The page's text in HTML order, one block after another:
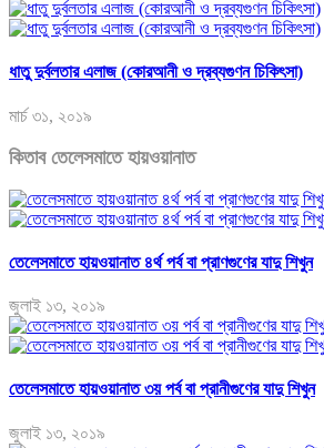
ধাতু দুর্বলতার এলাজ (কোরআনী ও দ্রব্যগুণন চিকিৎসা)
মার্চ ৩১, ২০১৯
কিতাব তেলেসমাতে হায়ওয়ানাত
তেলেসমাতে হায়ওয়ানাত ৪র্থ পর্ব বা প্রাণগুণের যাদু শিখুন
জুলাই ১৩, ২০১৯
তেলেসমাতে হায়ওয়ানাত ৩য় পর্ব বা প্রানীগুণের যাদু শিখুন
জুলাই ১৩, ২০১৯